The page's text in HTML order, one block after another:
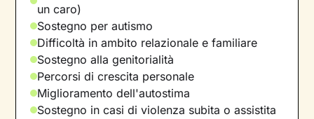
un caro)
Sostegno per autismo
Difficoltà in ambito relazionale e familiare
Sostegno alla genitorialità
Percorsi di crescita personale
Miglioramento dell'autostima
Sostegno in casi di violenza subita o assistita